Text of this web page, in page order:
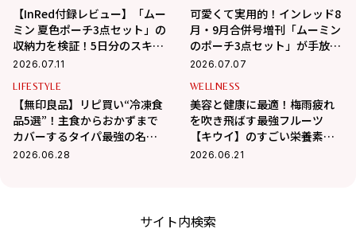
【InRed付録レビュー】「ムー
ミン 夏色ポーチ3点セット」の
収納力を検証！5日分のスキン
ケアは入る？
2026.07.11
可愛くて実用的！インレッド8
月・9月合併号増刊「ムーミン
のポーチ3点セット」が手放せ
なくなる活用術
2026.07.07
LIFESTYLE
【無印良品】リピ買い“冷凍食
品5選”！主食からおかずまで
カバーするタイパ最強の名品
レポ
2026.06.28
WELLNESS
美容と健康に最適！梅雨疲れ
を吹き飛ばす最強フルーツ
【キウイ】のすごい栄養素教
えます！
2026.06.21
サイト内検索